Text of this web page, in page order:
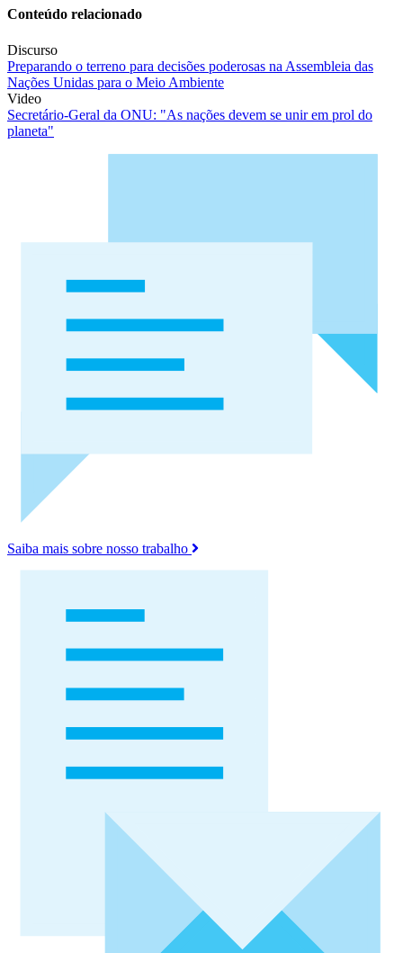
Conteúdo relacionado
Discurso
Preparando o terreno para decisões poderosas na Assembleia das
Nações Unidas para o Meio Ambiente
Video
Secretário-Geral da ONU: "As nações devem se unir em prol do
planeta"
Saiba mais sobre nosso trabalho